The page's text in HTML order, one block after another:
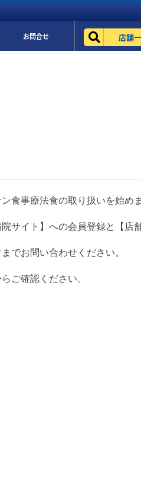
お問合せ 店舗
食事療法食の取り扱いを始めま
サイト】への会員登録と【店
でお問い合わせください。
ご確認ください。